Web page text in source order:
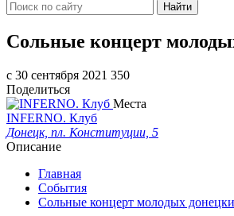
Найти
Сольные концерт
c 30 сентября 2021 350
Поделиться
Места
INFERNO. Клуб
Донецк, пл. Конституции, 5
Описание
Главная
События
Сольные концерт молодых